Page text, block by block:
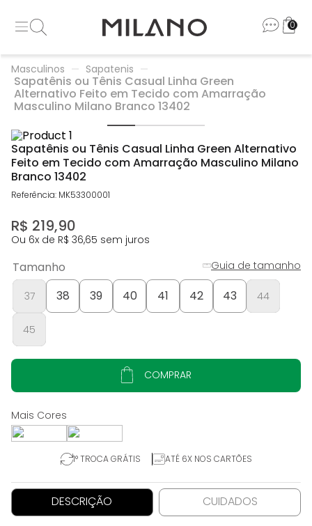
0
Masculinos Sapatenis
Sapatênis ou Tênis Casual Linha Green
Alternativo Feito em Tecido com Amarração
Masculino Milano Branco 13402
Sapatênis ou Tênis Casual Linha Green Alternativo
Feito em Tecido com Amarração Masculino Milano
Branco 13402
Referência: MK53300001
R$ 219,90
Ou 6x de R$ 36,65 sem juros
Tamanho
37 38 39 40 41 42 43 44
45
Guia de tamanho
COMPRAR
1° TROCA GRÁTIS ATÉ 6X NOS CARTÕES
DESCRIÇÃO CUIDADOS